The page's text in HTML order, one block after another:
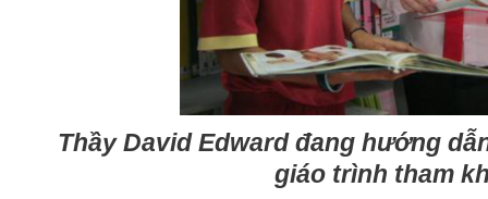
Thầy David Edward đang hướng
giáo trình tham